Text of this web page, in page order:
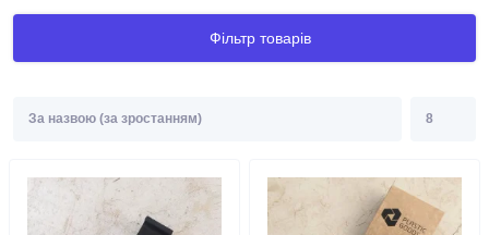
Фільтр товарів